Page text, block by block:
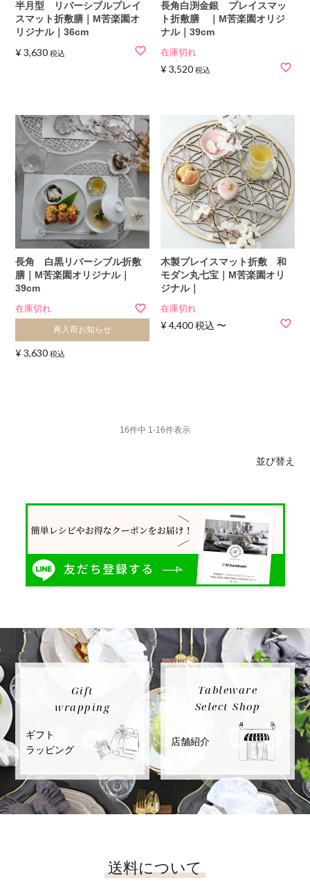
半月型 リバーシブルプレイ
スマット折敷膳｜M苦楽園オ
リジナル｜36cm
¥ 3,630 税込
長角白渕金銀 プレイスマッ
ト折敷膳 ｜M苦楽園オリジ
ナル｜39cm
在庫切れ
¥ 3,520 税込
長角 白黒リバーシブル折敷
膳｜M苦楽園オリジナル｜
39cm
在庫切れ
再入荷お知らせ
¥ 3,630 税込
木製プレイスマット折敷 和
モダン丸七宝｜M苦楽園オリ
ジナル｜
在庫切れ
¥ 4,400税込 〜
並び替え
16件中 1-16件表示
Gift
wrapping
ギフト
ラッピング
Tableware
Select Shop
店舗紹介
送料について